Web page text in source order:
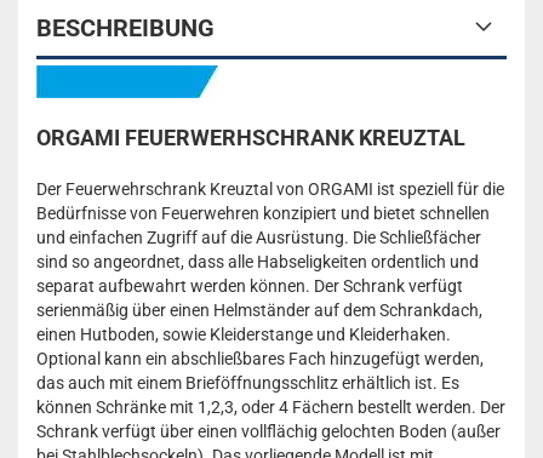
BESCHREIBUNG
ORGAMI FEUERWERHSCHRANK KREUZTAL
Der Feuerwehrschrank Kreuztal von ORGAMI ist speziell für die
Bedürfnisse von Feuerwehren konzipiert und bietet schnellen
und einfachen Zugriff auf die Ausrüstung. Die Schließfächer
sind so angeordnet, dass alle Habseligkeiten ordentlich und
separat aufbewahrt werden können. Der Schrank verfügt
serienmäßig über einen Helmständer auf dem Schrankdach,
einen Hutboden, sowie Kleiderstange und Kleiderhaken.
Optional kann ein abschließbares Fach hinzugefügt werden,
das auch mit einem Brieföffnungsschlitz erhältlich ist. Es
können Schränke mit 1,2,3, oder 4 Fächern bestellt werden. Der
Schrank verfügt über einen vollflächig gelochten Boden (außer